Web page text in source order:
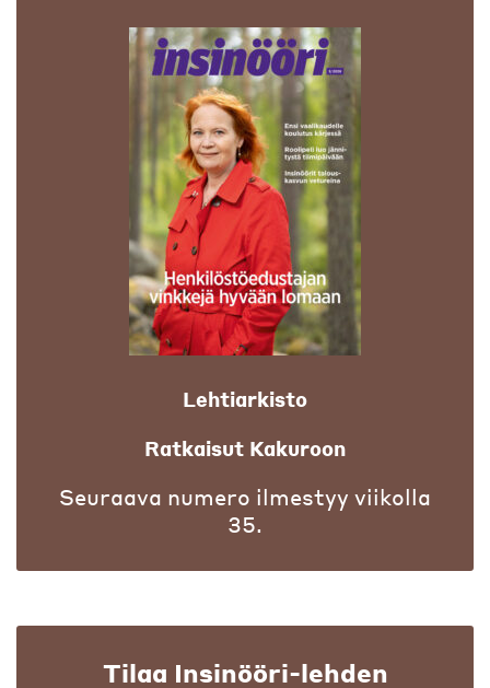
Lehtiarkisto
Ratkaisut Kakuroon
Seuraava numero ilmestyy viikolla
35.
Tilaa Insinööri-lehden